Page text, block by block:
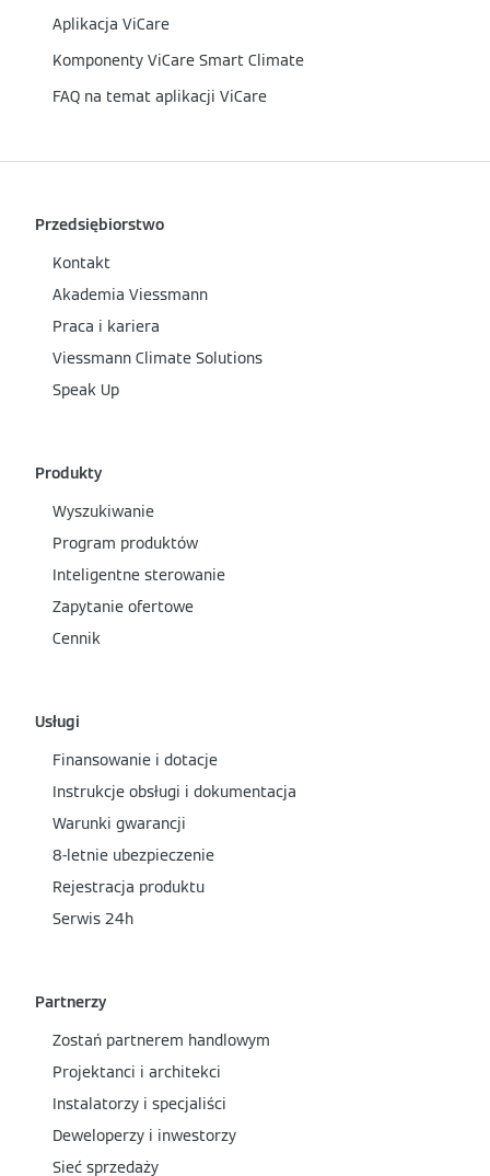
Aplikacja ViCare
Komponenty ViCare Smart Climate
FAQ na temat aplikacji ViCare
Przedsiębiorstwo
Kontakt
Akademia Viessmann
Praca i kariera
Viessmann Climate Solutions
Speak Up
Produkty
Wyszukiwanie
Program produktów
Inteligentne sterowanie
Zapytanie ofertowe
Cennik
Usługi
Finansowanie i dotacje
Instrukcje obsługi i dokumentacja
Warunki gwarancji
8-letnie ubezpieczenie
Rejestracja produktu
Serwis 24h
Partnerzy
Zostań partnerem handlowym
Projektanci i architekci
Instalatorzy i specjaliści
Deweloperzy i inwestorzy
Sieć sprzedaży